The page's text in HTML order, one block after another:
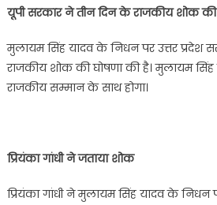
यूपी सरकार ने तीन दिन के राजकीय शोक की
मुलायम सिंह यादव के निधन पर उत्तर प्रदेश
राजकीय शोक की घोषणा की है। मुलायम
राजकीय सम्मान के साथ होगा।
प्रियंका गांधी ने जताया शोक
प्रियंका गांधी ने मुलायम सिंह यादव के निधन